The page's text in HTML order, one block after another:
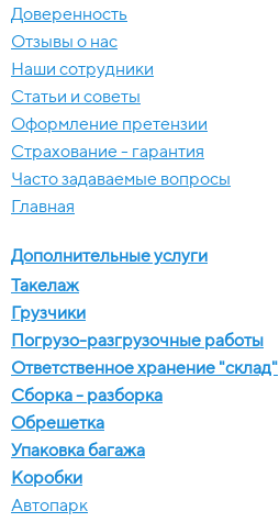
Доверенность
Отзывы о нас
Наши сотрудники
Статьи и советы
Оформление претензии
Страхование - гарантия
Часто задаваемые вопросы
Главная
Дополнительные услуги
Такелаж
Грузчики
Погрузо-разгрузочные работы
Ответственное хранение "склад"
Сборка - разборка
Обрешетка
Упаковка багажа
Коробки
Автопарк